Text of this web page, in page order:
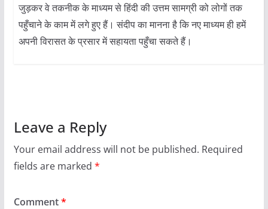
जुड़कर वे तकनीक के माध्यम से हिंदी की उत्तम सामग्री को लोगों तक
पहुँचाने के काम में लगे हुए हैं। संदीप का मानना है कि नए माध्यम ही हमें
अपनी विरासत के प्रसार में सहायता पहुँचा सकते हैं।
Leave a Reply
Your email address will not be published. Required
fields are marked *
Comment*